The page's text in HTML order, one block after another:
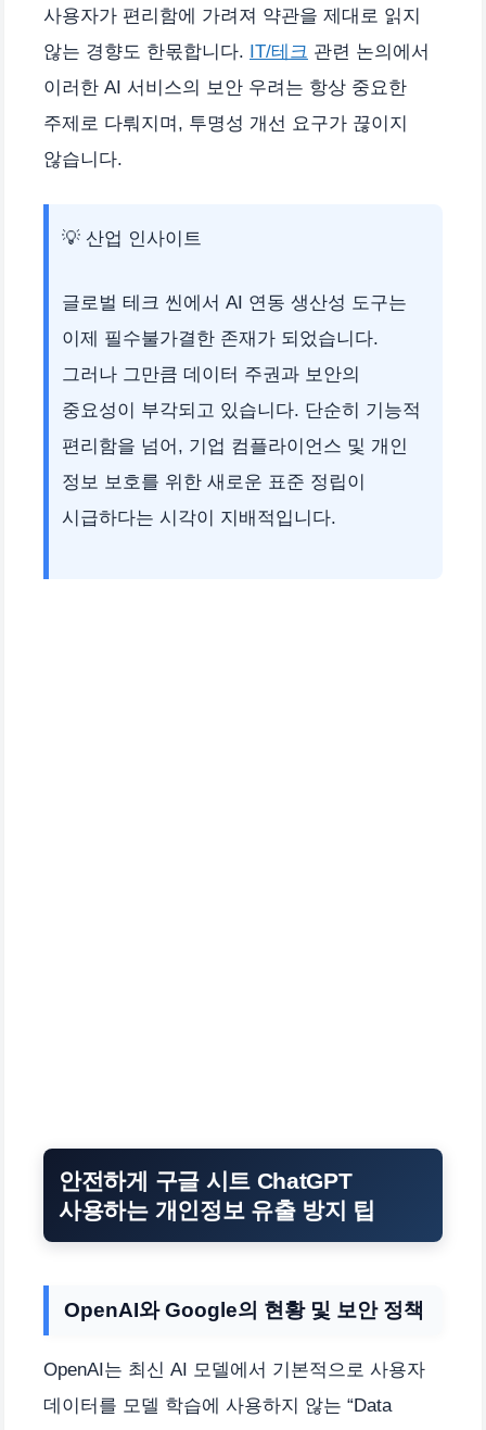
사용자가 편리함에 가려져 약관을 제대로 읽지
않는 경향도 한몫합니다. IT/테크 관련 논의에서
이러한 AI 서비스의 보안 우려는 항상 중요한
주제로 다뤄지며, 투명성 개선 요구가 끊이지
않습니다.
💡 산업 인사이트
글로벌 테크 씬에서 AI 연동 생산성 도구는
이제 필수불가결한 존재가 되었습니다.
그러나 그만큼 데이터 주권과 보안의
중요성이 부각되고 있습니다. 단순히 기능적
편리함을 넘어, 기업 컴플라이언스 및 개인
정보 보호를 위한 새로운 표준 정립이
시급하다는 시각이 지배적입니다.
안전하게 구글 시트 ChatGPT
사용하는 개인정보 유출 방지 팁
OpenAI와 Google의 현황 및 보안 정책
OpenAI는 최신 AI 모델에서 기본적으로 사용자
데이터를 모델 학습에 사용하지 않는 “Data